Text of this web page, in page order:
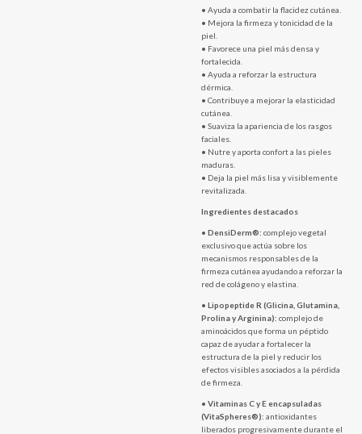
• Ayuda a combatir la flacidez cutánea.
• Mejora la firmeza y tonicidad de la
piel.
• Favorece una piel más densa y
fortalecida.
• Ayuda a reforzar la estructura
dérmica.
• Contribuye a mejorar la elasticidad
cutánea.
• Suaviza la apariencia de los rasgos
faciales.
• Nutre y aporta confort a las pieles
maduras.
• Deja la piel más lisa y visiblemente
revitalizada.
Ingredientes destacados
• DensiDerm®: complejo vegetal
exclusivo que actúa sobre los
mecanismos responsables de la
firmeza cutánea ayudando a reforzar la
red de colágeno y elastina.
• Lipopeptide R (Glicina, Glutamina,
Prolina y Arginina): complejo de
aminoácidos que forma un péptido
capaz de ayudar a fortalecer la
estructura de la piel y reducir los
efectos visibles asociados a la pérdida
de firmeza.
• Vitaminas C y E encapsuladas
(VitaSpheres®): antioxidantes
liberados progresivamente durante el